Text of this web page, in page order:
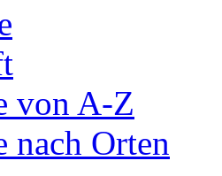
von A-Z
nach Orten